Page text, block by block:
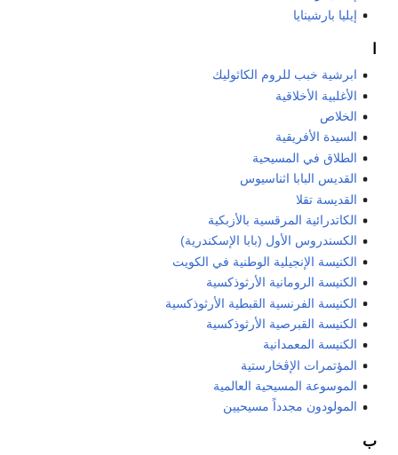
إيليا بارشينايا
ابرشية خبب للروم الكاثوليك
الأغلبية الأخلاقية
الخلاص
السيدة الأفريقية
الطلاق في المسيحية
القديس البابا اثناسيوس
القديسة تقلا
الكاتدرائية المرقسية بالأزبكية
الكسندروس الأول (بابا الإسكندرية)
الكنيسة الإنجيلية الوطنية في الكويت
الكنيسة الرومانية الأرثوذكسية
الكنيسة الفرنسية القبطية الأرثوذكسية
الكنيسة القبرصية الأرثوذكسية
الكنيسة المعمدانية
المؤتمرات الإڤخارستية
الموسوعة المسيحية العالمية
المولودون مجدداً مسيحيين
ب